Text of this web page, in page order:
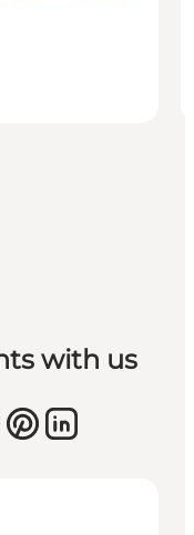
with us